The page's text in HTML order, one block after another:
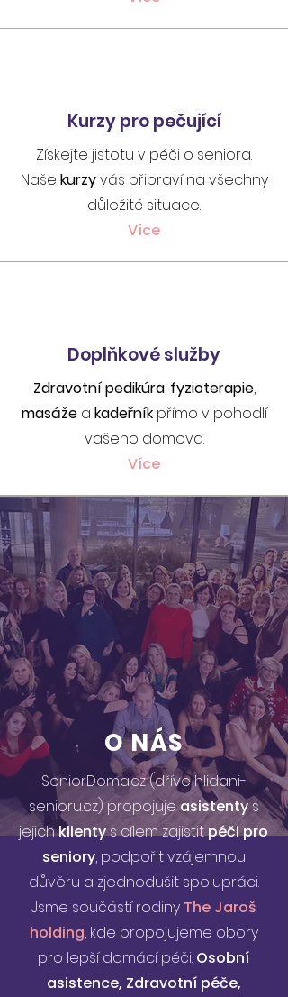
Kurzy pro pečující
Získejte jistotu v péči o seniora.
Naše kurzyvás připraví na všechny
důležité situace.
Více
Doplňkové služby
Zdravotní pedikúra, fyzioterapie,
masáže a kadeřník přímo v pohodlí
vašeho domova.
Více
O NÁS
SeniorDoma.cz (dříve hlidani-
senioru.cz) propojuje asistentys
jejichklientys cílem zajistitpéči pro
seniory, podpořit vzájemnou
důvěru a zjednodušit spolupráci.
Jsme součástí rodiny The Jaroš
holding, kde propojujeme obory
pro lepší domácí péči: Osobní
asistence, Zdravotní péče,